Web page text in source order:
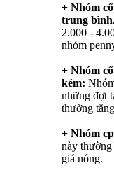
+ Nhóm
trung
2.000 -
nhóm
+ Nhóm
kém:
những đợt
thường
+ Nhóm
này thường
giá nóng.